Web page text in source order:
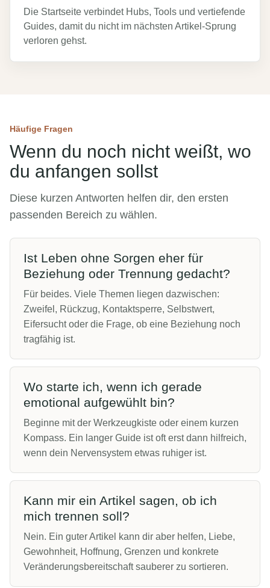
Die Startseite verbindet Hubs, Tools und vertiefende
Guides, damit du nicht im nächsten Artikel-Sprung
verloren gehst.
Häufige Fragen
Wenn du noch nicht weißt, wo
du anfangen sollst
Diese kurzen Antworten helfen dir, den ersten
passenden Bereich zu wählen.
Ist Leben ohne Sorgen eher für
Beziehung oder Trennung gedacht?
Für beides. Viele Themen liegen dazwischen:
Zweifel, Rückzug, Kontaktsperre, Selbstwert,
Eifersucht oder die Frage, ob eine Beziehung noch
tragfähig ist.
Wo starte ich, wenn ich gerade
emotional aufgewühlt bin?
Beginne mit der Werkzeugkiste oder einem kurzen
Kompass. Ein langer Guide ist oft erst dann hilfreich,
wenn dein Nervensystem etwas ruhiger ist.
Kann mir ein Artikel sagen, ob ich
mich trennen soll?
Nein. Ein guter Artikel kann dir aber helfen, Liebe,
Gewohnheit, Hoffnung, Grenzen und konkrete
Veränderungsbereitschaft sauberer zu sortieren.